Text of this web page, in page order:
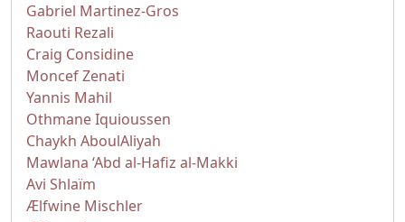
Gabriel Martinez-Gros
Raouti Rezali
Craig Considine
Moncef Zenati
Yannis Mahil
Othmane Iquioussen
Chaykh AboulAliyah
Mawlana ‘Abd al-Hafiz al-Makki
Avi Shlaïm
Ælfwine Mischler